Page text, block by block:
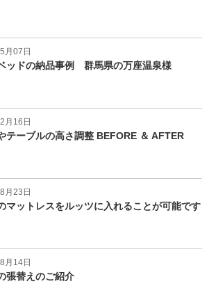
月07日
ッドの納品事例 群馬県の万座温泉様
月16日
テーブルの高さ調整 BEFORE ＆ AFTER
月23日
マットレスをルッツに入れることが可能です
月14日
張替えのご紹介